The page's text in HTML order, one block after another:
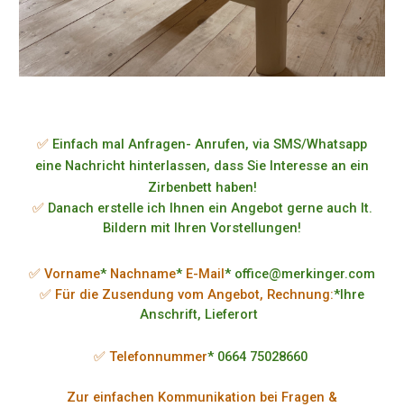
✅ Einfach mal Anfragen- Anrufen, via SMS/Whatsapp
eine Nachricht hinterlassen, dass Sie Interesse an ein
Zirbenbett haben!
✅ Danach erstelle ich Ihnen ein Angebot gerne auch lt.
Bildern mit Ihren Vorstellungen!
✅ Vorname* Nachname* E-Mail* office@merkinger.com
✅ Für die Zusendung vom Angebot, Rechnung:*Ihre
Anschrift, Lieferort
✅ Telefonnummer* 0664 75028660
Zur einfachen Kommunikation bei Fragen &